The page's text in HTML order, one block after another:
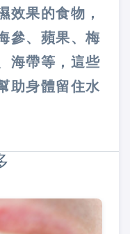
效果的食物，
參、蘋果、梅
海帶等，這些
助身體留住水